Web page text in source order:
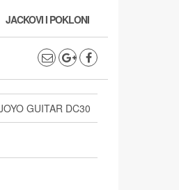
JACKOVI I POKLONI
GUITAR DC30
Trenutna